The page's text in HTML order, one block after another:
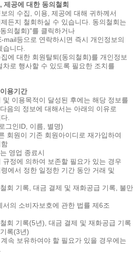
제공에 대한 동의철회
의 수집, 이용, 제공에 대해 귀하께서
든지 철회하실 수 있습니다. 동의철회는
의철회)"를 클릭하거나
mail등으로 연락하시면 즉시 개인정보의
습니다.
에 대한 회원탈퇴(동의철회)를 개인정보
로 행사할 수 있도록 필요한 조치를
용기간
이용목적이 달성된 후에는 해당 정보를
음의 정보에 대해서는 아래의 이유로
.
그인ID, 이름, 별명)
회원이 기존 회원아이디로 재가입하여
영업 종료시
정에 의하여 보존할 필요가 있는 경우
에서 정한 일정한 기간 동안 거래 및
회 기록, 대금 결제 및 재화공급 기록, 불만
의 소비자보호에 관한 법률 제6조
회 기록(5년), 대금 결제 및 재화공급 기록
록(3년)
속 보유하여야 할 필요가 있을 경우에는